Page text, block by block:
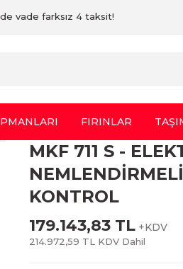
vade farksız 4 taksit!
FIRINLAR
MKF 711 S -
KONTROL
179.143,83 TL +KDV
214.972,59 TL KDV Dahil